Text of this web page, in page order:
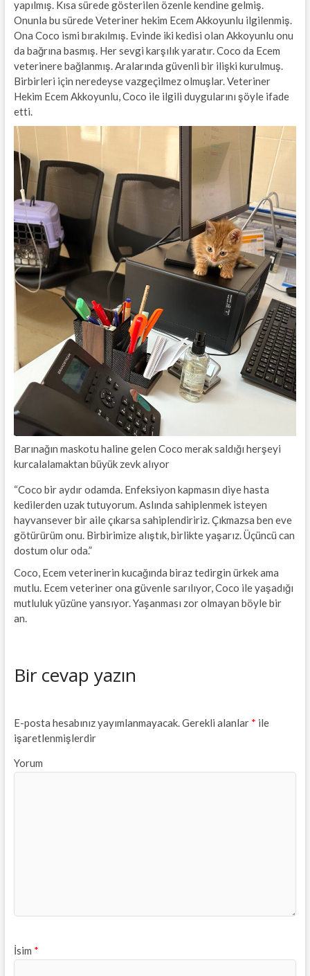
yapılmış. Kısa sürede gösterilen özenle kendine gelmiş.
Onunla bu sürede Veteriner hekim Ecem Akkoyunlu ilgilenmiş.
Ona Coco ismi bırakılmış. Evinde iki kedisi olan Akkoyunlu onu
da bağrına basmış. Her sevgi karşılık yaratır. Coco da Ecem
veterinere bağlanmış. Aralarında güvenli bir ilişki kurulmuş.
Birbirleri için neredeyse vazgeçilmez olmuşlar. Veteriner
Hekim Ecem Akkoyunlu, Coco ile ilgili duygularını şöyle ifade
etti.
Barınağın maskotu haline gelen Coco merak saldığı herşeyi
kurcalalamaktan büyük zevk alıyor
“Coco bir aydır odamda. Enfeksiyon kapmasın diye hasta
kedilerden uzak tutuyorum. Aslında sahiplenmek isteyen
hayvansever bir aile çıkarsa sahiplendiririz. Çıkmazsa ben eve
götürürüm onu. Birbirimize alıştık, birlikte yaşarız. Üçüncü can
dostum olur oda.”
Coco, Ecem veterinerin kucağında biraz tedirgin ürkek ama
mutlu. Ecem veteriner ona güvenle sarılıyor, Coco ile yaşadığı
mutluluk yüzüne yansıyor. Yaşanması zor olmayan böyle bir
an.
Bir cevap yazın
E-posta hesabınız yayımlanmayacak.Gerekli alanlar * ile
işaretlenmişlerdir
Yorum
İsim *